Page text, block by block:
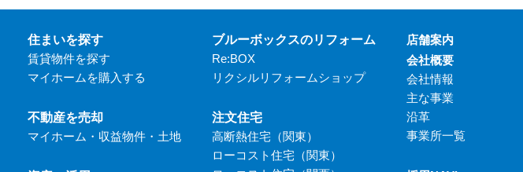
住まいを探す
賃貸物件を探す
マイホームを購入する
不動産を売却
マイホーム・収益物件・土地
ブルーボックスのリフォーム
Re:BOX
リクシルリフォームショップ
注文住宅
高断熱住宅（関東）
ローコスト住宅（関東）
店舗案内
会社概要
会社情報
主な事業
沿革
事業所一覧